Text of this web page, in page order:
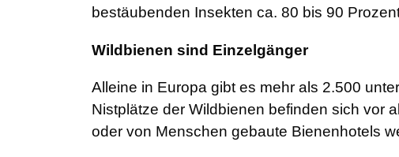
bestäubenden Insekten ca. 80 bis 90
Wildbienen sind Einzelgänger
Alleine in Europa gibt es mehr als 2.500
Nistplätze der Wildbienen befinden sich vor
oder von Menschen gebaute Bienenhotels